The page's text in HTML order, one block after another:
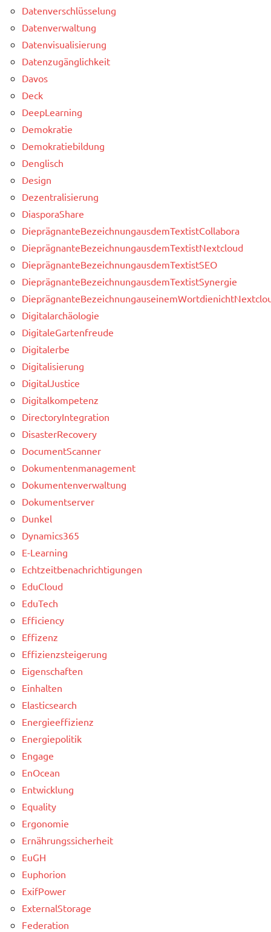
Datenverschlüsselung
Datenverwaltung
Datenvisualisierung
Datenzugänglichkeit
Davos
Deck
DeepLearning
Demokratie
Demokratiebildung
Denglisch
Design
Dezentralisierung
DiasporaShare
DieprägnanteBezeichnungausdemTextistCollabora
DieprägnanteBezeichnungausdemTextistNextcloud
DieprägnanteBezeichnungausdemTextistSEO
DieprägnanteBezeichnungausdemTextistSynergie
Digitalarchäologie
DigitaleGartenfreude
Digitalerbe
Digitalisierung
DigitalJustice
Digitalkompetenz
DirectoryIntegration
DisasterRecovery
DocumentScanner
Dokumentenmanagement
Dokumentenverwaltung
Dokumentserver
Dunkel
Dynamics365
E-Learning
Echtzeitbenachrichtigungen
EduCloud
EduTech
Efficiency
Effizenz
Effizienzsteigerung
Eigenschaften
Einhalten
Elasticsearch
Energieeffizienz
Energiepolitik
Engage
EnOcean
Entwicklung
Equality
Ergonomie
Ernährungssicherheit
EuGH
Euphorion
ExifPower
ExternalStorage
Federation